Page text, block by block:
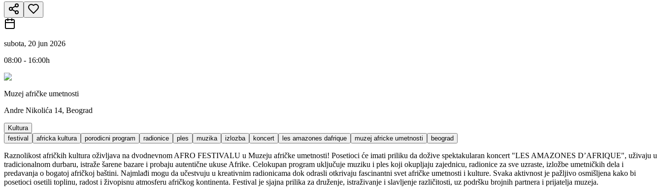
subota, 20 jun 2026
08:00 - 16:00h
Muzej afričke umetnosti
Andre Nikolića 14, Beograd
Kultura
festival
africka kultura porodicni program radionice ples muzika izlozba koncert les amazones dafrique muzej africke umetnosti beograd
Raznolikost afričkih kultura oživljava na dvodnevnom AFRO FESTIVALU u Muzeju afričke umetnosti! Posetioci će imati priliku da dožive spektakularan koncert "LES AMAZONES D’AFRIQUE", uživaju u
tradicionalnom durbaru, istraže šarene bazare i probaju autentične ukuse Afrike. Celokupan program uključuje muziku i ples koji okupljaju zajednicu, radionice za sve uzraste, izložbe umetničkih dela i
predavanja o bogatoj afričkoj baštini. Najmlađi mogu da učestvuju u kreativnim radionicama dok odrasli otkrivaju fascinantni svet afričke umetnosti i kulture. Svaka aktivnost je pažljivo osmišljena kako bi
posetioci osetili toplinu, radost i živopisnu atmosferu afričkog kontinenta. Festival je sjajna prilika za druženje, istraživanje i slavljenje različitosti, uz podršku brojnih partnera i prijatelja muzeja.